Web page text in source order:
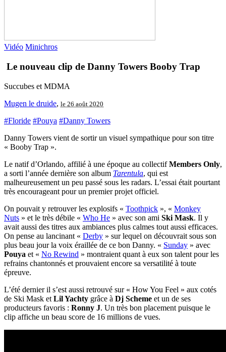
Vidéo Minichros
Le nouveau clip de Danny Towers Booby Trap
Succubes et MDMA
Mugen le druide, le 26 août 2020
#Floride #Pouya #Danny Towers
Danny Towers vient de sortir un visuel sympathique pour son titre
« Booby Trap ».
Le natif d’Orlando, affilié à une époque au collectifMembers Only,
a sorti l’année dernière son album Tarentula, qui est
malheureusement un peu passé sous les radars. L’essai était pourtant
très encourageant pour un premier projet officiel.
On pouvait y retrouver les explosifs « Toothpick », « Monkey
Nuts » et le très débile « Who He » avec son ami Ski Mask. Il y
avait aussi des titres aux ambiances plus calmes tout aussi efficaces.
On pense au lancinant « Derby » sur lequel on découvrait sous son
plus beau jour la voix éraillée de ce bon Danny. « Sunday » avec
Pouya et « No Rewind » montraient quant à eux son talent pour les
refrains chantonnés et prouvaient encore sa versatilité à toute
épreuve.
L’été dernier il s’est aussi retrouvé sur « How You Feel » aux cotés
de Ski Mask et Lil Yachty grâce à Dj Scheme et un de ses
producteurs favoris : Ronny J. Un très bon placement puisque le
clip affiche un beau score de 16 millions de vues.